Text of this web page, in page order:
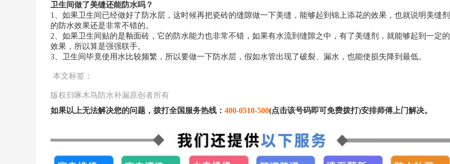
卫生间做了美缝还能防水吗？
1、如果卫生间已经做好了防水层，这时候再把瓷砖的缝隙做一下美缝，能够起到锦上添花的效果，也就说明美缝剂
的防水效果还是非常不错的。
2、如果卫生间贴的是釉面砖，它的防水能力也非常不错，如果有水流到缝隙之中，有了美缝剂，就能够起到一定的
效果，所以算是强强联手。
3、卫生间毕竟使用水比较频繁，所以要做一下防水层，假如水管出现了破裂、漏水，也能使损失降到最低。
本文标签：
版权归啄木鸟防水补漏原创者所有
如果以上无法解决您的问题，拨打全国服务热线： 400-0510-500(点击该号码即可免费拨打)安排师傅上门解决。